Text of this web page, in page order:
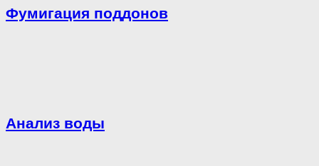
Фумигация поддонов
Анализ воды